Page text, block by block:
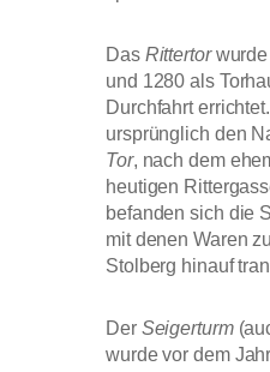
Das Rittertorwurde
und 1280 als
Durchfahrt
ursprünglich den
Tor, nach dem
heutigen
befanden sich die
mit denen Waren
Stolberg hinauf
Der Seigerturm
wurde vor dem